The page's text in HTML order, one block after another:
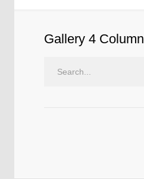
Gallery 4